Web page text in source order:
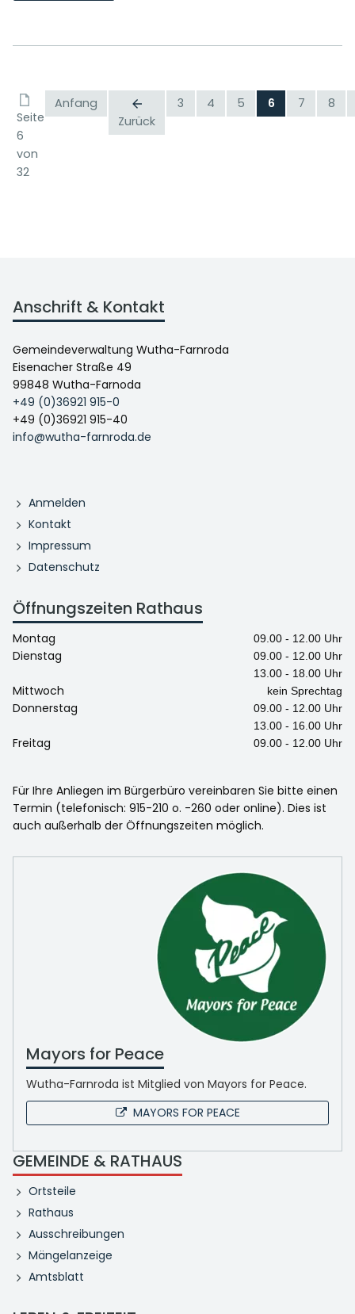
Seite
6
von
32
Anfang
Zurück
3 4 5 6 7 8
Anschrift & Kontakt
Gemeindeverwaltung Wutha-Farnroda
Eisenacher Straße 49
99848 Wutha-Farnoda
+49 (0)36921 915-0
+49 (0)36921 915-40
info@wutha-farnroda.de
Anmelden
Kontakt
Impressum
Datenschutz
Öffnungszeiten Rathaus
Montag 09.00 - 12.00 Uhr
Dienstag
09.00 - 12.00 Uhr
13.00 - 18.00 Uhr
Mittwoch kein Sprechtag
Donnerstag
09.00 - 12.00 Uhr
13.00 - 16.00 Uhr
Freitag 09.00 - 12.00 Uhr
Für Ihre Anliegen im Bürgerbüro vereinbaren Sie bitte einen
Termin (telefonisch: 915-210 o. -260 oder online). Dies ist
auch außerhalb der Öffnungszeiten möglich.
Mayors for Peace
Wutha-Farnroda ist Mitglied von Mayors for Peace.
MAYORS FOR PEACE
GEMEINDE & RATHAUS
Ortsteile
Rathaus
Ausschreibungen
Mängelanzeige
Amtsblatt